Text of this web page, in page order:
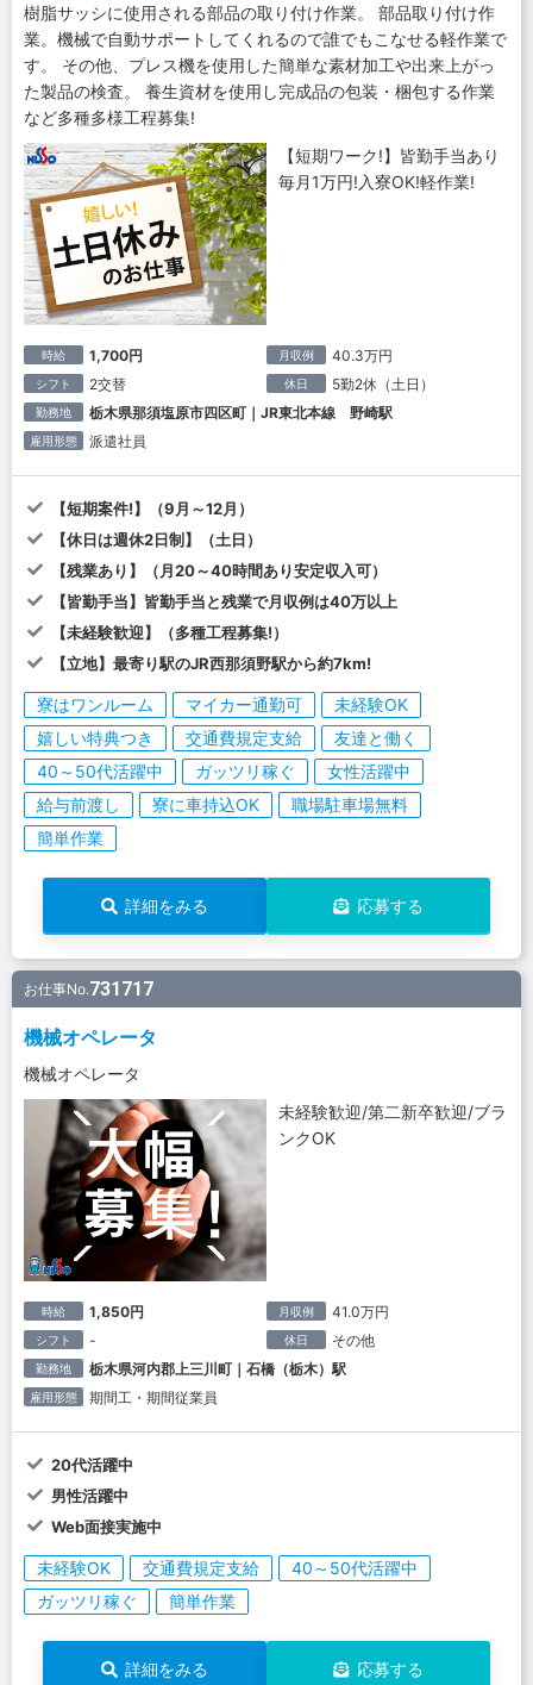
樹脂サッシに使用される部品の取り付け作業。 部品取り付け作
業。機械で自動サポートしてくれるので誰でもこなせる軽作業で
す。 その他、プレス機を使用した簡単な素材加工や出来上がっ
た製品の検査。 養生資材を使用し完成品の包装・梱包する作業
など多種多様工程募集!
【短期ワーク!】皆勤手当あり
毎月1万円!入寮OK!軽作業!
時給 1,700円 月収例 40.3万円
シフト 2交替 休日 5勤2休（土日）
勤務地 栃木県那須塩原市四区町｜JR東北本線 野崎駅
雇用形態 派遣社員
【短期案件!】（9月～12月）
【休日は週休2日制】（土日）
【残業あり】（月20～40時間あり安定収入可）
【皆勤手当】皆勤手当と残業で月収例は40万以上
【未経験歓迎】（多種工程募集!）
【立地】最寄り駅のJR西那須野駅から約7km!
寮はワンルーム マイカー通勤可
未経験OK
嬉しい特典つき
交通費規定支給
友達と働く
40～50代活躍中
ガッツリ稼ぐ
女性活躍中
給与前渡し
寮に車持込OK
職場駐車場無料
簡単作業
詳細をみる 応募する
お仕事No.731717
機械オペレータ
機械オペレータ
未経験歓迎/第二新卒歓迎/ブラ
ンクOK
時給 1,850円 月収例 41.0万円
シフト - 休日 その他
勤務地 栃木県河内郡上三川町｜石橋（栃木）駅
雇用形態 期間工・期間従業員
20代活躍中
男性活躍中
Web面接実施中
未経験OK 交通費規定支給
40～50代活躍中
ガッツリ稼ぐ
簡単作業
詳細をみる 応募する